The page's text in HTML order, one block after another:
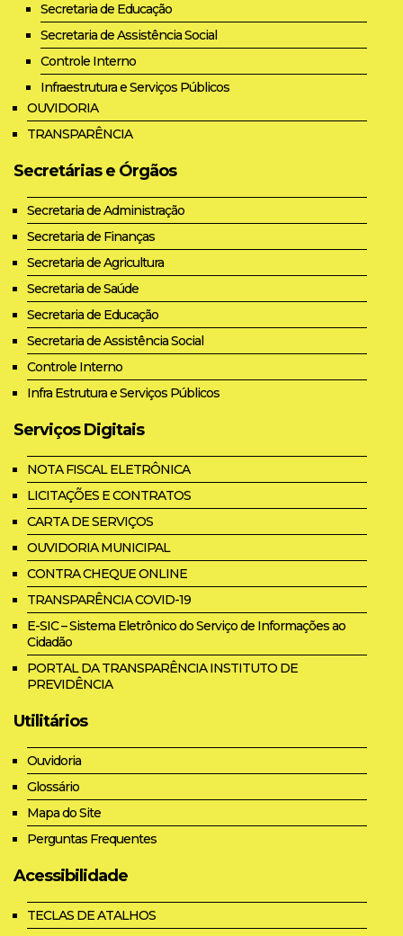
Secretaria de Educação
Secretaria de Assistência Social
Controle Interno
Infraestrutura e Serviços Públicos
OUVIDORIA
TRANSPARÊNCIA
Secretárias e Órgãos
Secretaria de Administração
Secretaria de Finanças
Secretaria de Agricultura
Secretaria de Saúde
Secretaria de Educação
Secretaria de Assistência Social
Controle Interno
Infra Estrutura e Serviços Públicos
Serviços Digitais
NOTA FISCAL ELETRÔNICA
LICITAÇÕES E CONTRATOS
CARTA DE SERVIÇOS
OUVIDORIA MUNICIPAL
CONTRA CHEQUE ONLINE
TRANSPARÊNCIA COVID-19
E-SIC – Sistema Eletrônico do Serviço de Informações ao
Cidadão
PORTAL DA TRANSPARÊNCIA INSTITUTO DE
PREVIDÊNCIA
Utilitários
Ouvidoria
Glossário
Mapa do Site
Perguntas Frequentes
Acessibilidade
TECLAS DE ATALHOS